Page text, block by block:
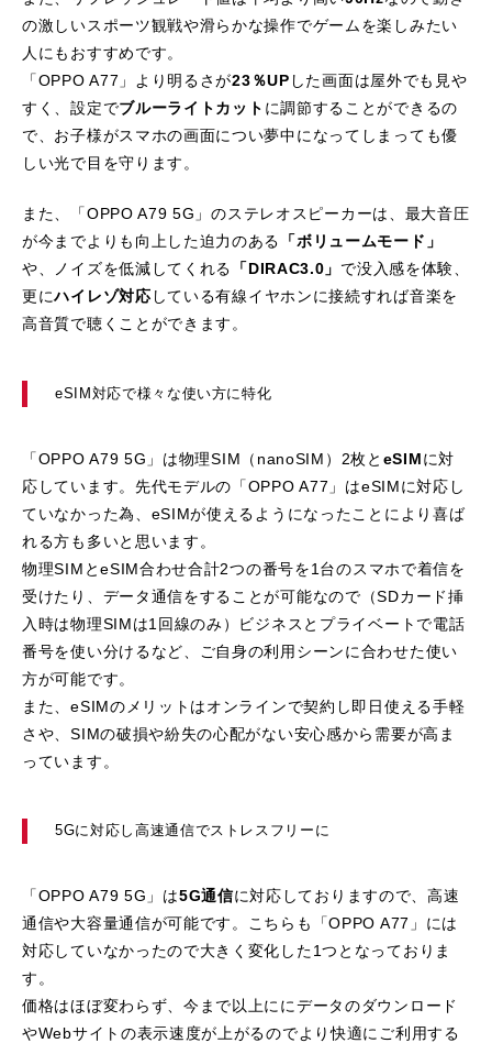
の激しいスポーツ観戦や滑らかな操作でゲームを楽しみたい
人にもおすすめです。
「OPPO A77」より明るさが23％UP した画面は屋外でも見や
すく、設定でブルーライトカット に調節することができるの
で、お子様がスマホの画面につい夢中になってしまっても優
しい光で目を守ります。
また、「OPPO A79 5G」のステレオスピーカーは、最大音圧
が今までよりも向上した迫力のある
「ボリュームモード」
や、ノイズを低減してくれる
「DIRAC3.0」 で没入感を体験、
更にハイレゾ対応 している有線イヤホンに接続すれば音楽を
高音質で聴くことができます。
eSIM対応で様々な使い方に特化
「OPPO A79 5G」は物理SIM（nanoSIM）2枚と eSIMに対
応しています。先代モデルの「OPPO A77」はeSIMに対応し
ていなかった為、eSIMが使えるようになったことにより喜ば
れる方も多いと思います。
物理SIMとeSIM合わせ合計2つの番号を1台のスマホで着信を
受けたり、データ通信をすることが可能なので（SDカード挿
入時は物理SIMは1回線のみ）ビジネスとプライベートで電話
番号を使い分けるなど、ご自身の利用シーンに合わせた使い
方が可能です。
また、eSIMのメリットはオンラインで契約し即日使える手軽
さや、SIMの破損や紛失の心配がない安心感から需要が高ま
っています。
5Gに対応し高速通信でストレスフリーに
「OPPO A79 5G」は5G通信に対応しておりますので、高速
通信や大容量通信が可能です。こちらも「OPPO A77」には
対応していなかったので大きく変化した1つとなっておりま
す。
価格はほぼ変わらず、今まで以上ににデータのダウンロード
やWebサイトの表示速度が上がるのでより快適にご利用する